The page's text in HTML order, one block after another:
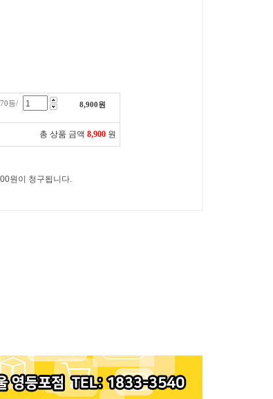
등/
8,900원
총 상품 금액 8,900 원
원이 청구됩니다.